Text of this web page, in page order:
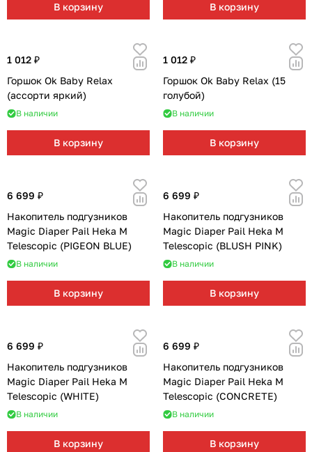
В корзину В корзину
1 012 ₽
Горшок Ok Baby Relax
(ассорти яркий)
В наличии
В корзину
1 012 ₽
Горшок Ok Baby Relax (15
голубой)
В наличии
В корзину
6 699 ₽
Накопитель подгузников
Magic Diaper Pail Heka M
Telescopic (PIGEON BLUE)
В наличии
В корзину
6 699 ₽
Накопитель подгузников
Magic Diaper Pail Heka M
Telescopic (BLUSH PINK)
В наличии
В корзину
6 699 ₽
Накопитель подгузников
Magic Diaper Pail Heka M
Telescopic (WHITE)
В наличии
В корзину
6 699 ₽
Накопитель подгузников
Magic Diaper Pail Heka M
Telescopic (CONCRETE)
В наличии
В корзину